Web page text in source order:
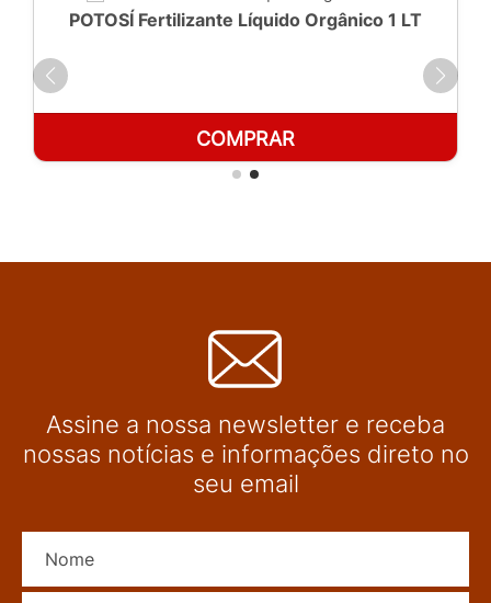
POTOSÍ Fertilizante Líquido Orgânico 1 LT
COMPRAR
Assine a nossa newsletter e receba
nossas notícias e informações direto no
seu email